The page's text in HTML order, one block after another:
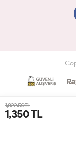
1,822.50 TL
1,350TL
Anasayfa